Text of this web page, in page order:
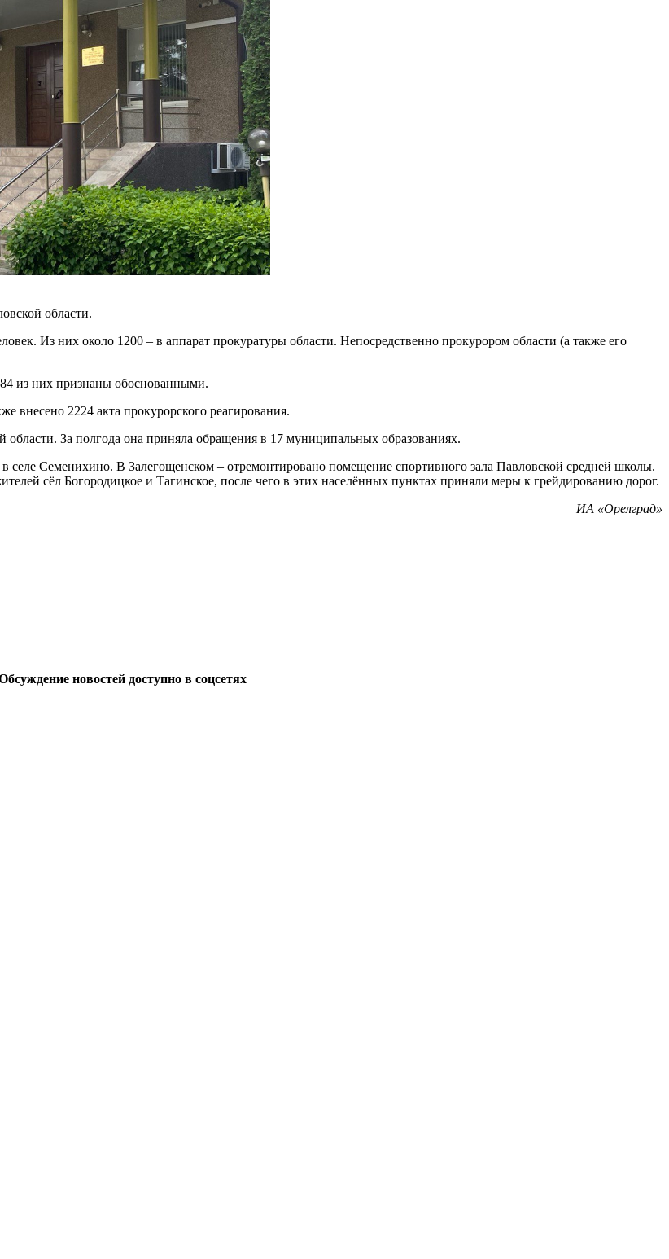
области.
Из них около 1200 – в аппарат прокуратуры области. Непосредственно прокурором области (а также его
из них признаны обоснованными.
внесено 2224 акта прокурорского реагирования.
За полгода она приняла обращения в 17 муниципальных образованиях.
селе Семенихино. В Залегощенском – отремонтировано помещение спортивного зала Павловской средней школы.
сёл Богородицкое и Тагинское, после чего в этих населённых пунктах приняли меры к грейдированию дорог.
ИА «Орелград»
новостей доступно в соцсетях